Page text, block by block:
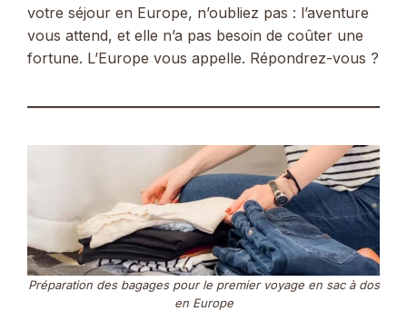
votre séjour en Europe, n’oubliez pas : l’aventure
vous attend, et elle n’a pas besoin de coûter une
fortune. L’Europe vous appelle. Répondrez-vous ?
Préparation des bagages pour le premier voyage en sac à dos
en Europe